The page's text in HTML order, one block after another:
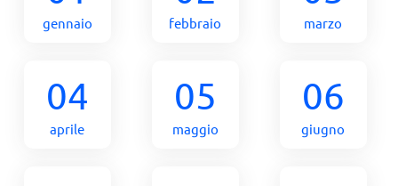
gennaio febbraio marzo
04
aprile
05
maggio
06
giugno